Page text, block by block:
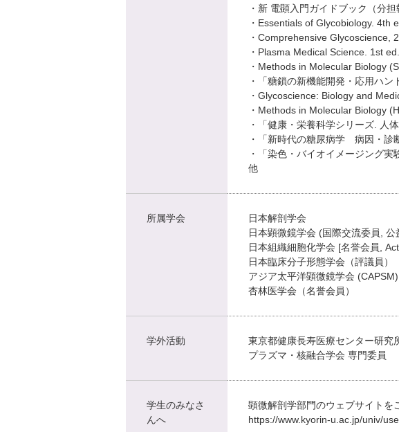
・新 電顕入門ガイドブック（分
・Essentials of Glycobiology. 4th
・Comprehensive Glycoscience,
・Plasma Medical Science. 1st
・Methods in Molecular Biology
・「糖鎖の新機能開発・応用ハ
・Glycoscience: Biology and
・Methods in Molecular Biology
・「健康・栄養科学シリーズ. 人
・「新時代の糖尿病学 病因・診
・「染色・バイオイメージング
他
所属学会
日本解剖学会
日本顕微鏡学会 (国際交流委員,
日本組織細胞化学会 [名誉会員,
日本臨床分子形態学会（評議員）
アジア太平洋顕微鏡学会 (CAPSM)
杏林医学会（名誉会員）
学外活動
東京都健康長寿医療センター研究
プラズマ・核融合学会 専門委員
学生のみなさ
んへ
顕微解剖学部門のウェブサイトを
https://www.kyorin-u.ac.jp/univ/